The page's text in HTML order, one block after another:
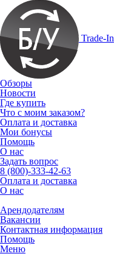
Trade-In
Обзоры
Новости
Где купить
Что с моим заказом?
Оплата и доставка
Мои бонусы
Помощь
О нас
Задать вопрос
8 (800)-333-42-63
Оплата и доставка
О нас
Арендодателям
Вакансии
Контактная информация
Помощь
Меню